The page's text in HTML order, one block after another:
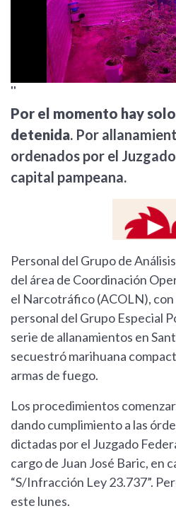
''
Por el momento hay
detenida. Por
ordenados por el
capital pampeana.
Personal del Grupo de
del área de Coordinación
el Narcotráfico (ACOLN),
personal del Grupo Especial
serie de allanamientos en
secuestró marihuana
armas de fuego.
Los procedimientos
dando cumplimiento a las
dictadas por el Juzgado
cargo de Juan José Baric, en
“S/Infracción Ley 23.737”.
este lunes.